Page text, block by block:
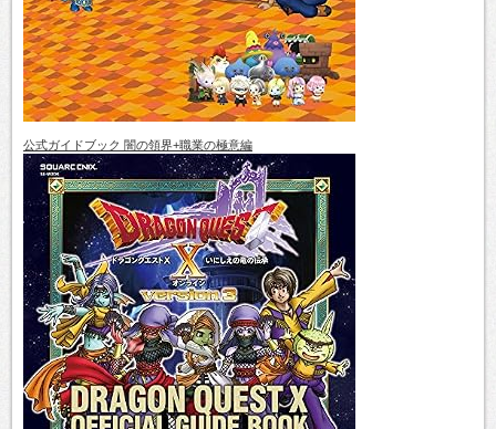
公式ガイドブック 闇の領界+職業の極意編